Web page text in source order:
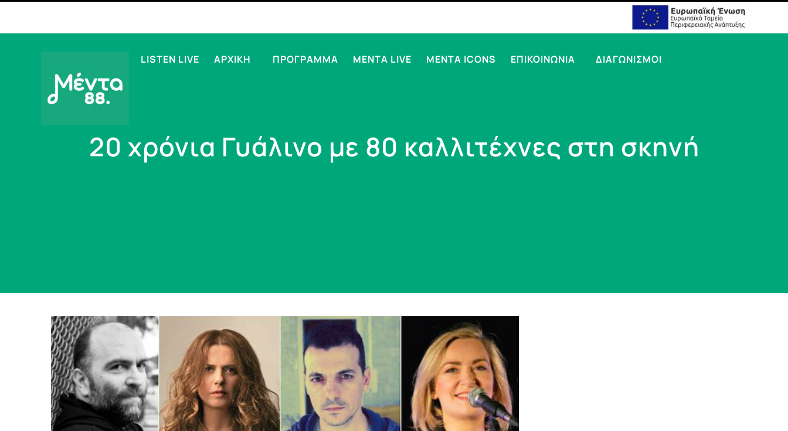
LISTEN LIVE ΑΡΧΙΚΗ ΠΡΟΓΡΑΜΜΑ MENTA LIVE MENTA ICONS ΕΠΙΚΟΙΝΩΝΙΑ ΔΙΑΓΩΝΙΣΜΟΙ
20 χρόνια Γυάλινο με 80 καλλιτέχνες στη σκηνή
View
Larger
Image